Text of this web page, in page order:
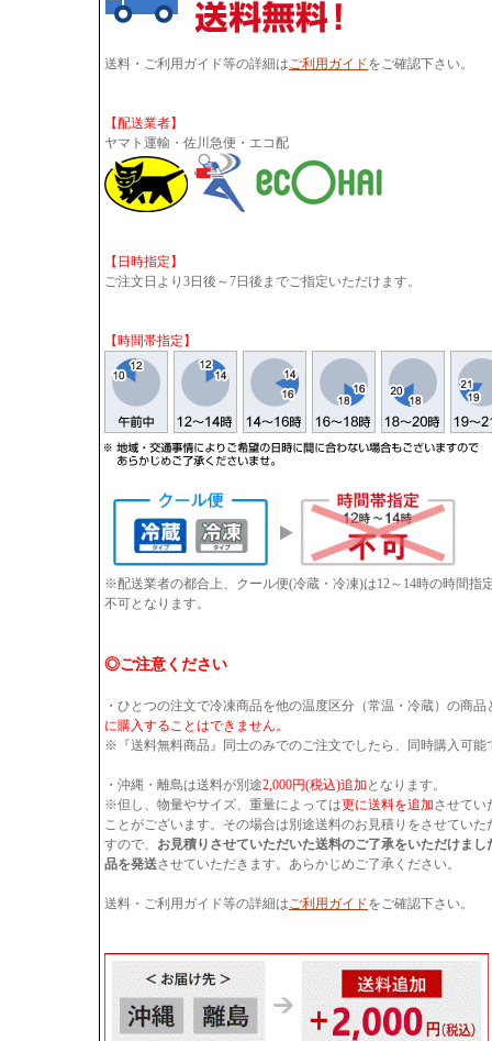
送料・ご利用ガイド等の詳細はご利用ガイドをご確認下さい。
【配送業者】
ヤマト運輸・佐川急便・エコ配
【日時指定】
ご注文日より3日後～7日後までご指定いただけます。
【時間帯指定】
※配送業者の都合上、クール便(冷蔵・冷凍)は12～14時の時間
不可となります。
◎ご注意ください
・ひとつの注文で冷凍商品を他の温度区分（常温・冷蔵）の商品
に購入することはできません。
※『送料無料商品』同士のみでのご注文でしたら、同時購入可能
・沖縄・離島は送料が別途2,000円(税込)追加 となります。
※但し、物量やサイズ、重量によっては更に送料を追加させてい
ことがございます。その場合は別途送料のお見積りをさせていた
すので、 お見積りさせていただいた送料のご了承をいただけまし
品を発送させていただきます。あらかじめご了承ください。
送料・ご利用ガイド等の詳細はご利用ガイドをご確認下さい。